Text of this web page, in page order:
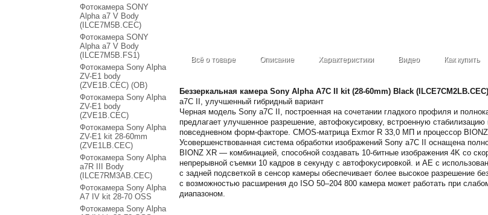
Всё о товаре Описание Характеристики Видео Как купить
Беззеркальная камера Sony Alpha A7C II kit (28-60mm) Black (ILCE7CM2LB.CEC)
a7C II, улучшенный гибридный вариант
Черная модель Sony a7C II, построенная на сочетании гладкого профиля и
предлагает улучшенное разрешение, автофокусировку, встроенную
повседневном форм-факторе. CMOS-матрица Exmor R 33,0 МП и процессор
Усовершенствованная система обработки изображений Sony a7C II оснащена
BIONZ XR — комбинацией, способной создавать 10-битные изображения 4K со
непрерывной съемки 10 кадров в секунду с автофокусировкой. и AE с
с задней подсветкой в ​​сенсор камеры обеспечивает более высокое разрешение
с возможностью расширения до ISO 50–204 800 камера может работать при
диапазоном.
Фотокамера SONY
Alpha a7 V Body
(ILCE7M5B.CEC)
Фотокамера SONY
Alpha a7 V Body
(ILCE7M5B.FS1)
Фотокамера Sony Alpha
ZV-E1 body
(ZVE1B.CEC) (OB)
Фотокамера Sony Alpha
ZV-E1 body
(ZVE1B.CEC)
Фотокамера Sony Alpha
ZV-E1 kit 28-60mm
(ZVE1LB.CEC)
Фотокамера Sony Alpha
a7R III Body
(ILCE7RM3AB.CEC)
Фотокамера Sony Alpha
A7 IV kit 28-70 OSS
Фотокамера Sony Alpha